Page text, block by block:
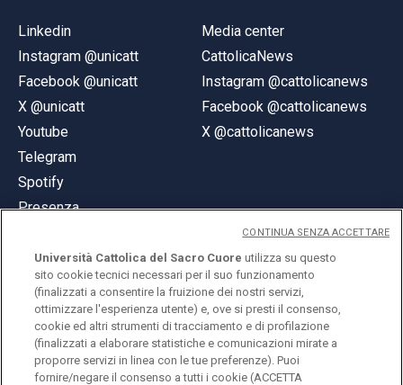
Linkedin
Instagram @unicatt
Facebook @unicatt
X @unicatt
Youtube
Telegram
Spotify
Presenza
Media center
CattolicaNews
Instagram @cattolicanews
Facebook @cattolicanews
X @cattolicanews
© Università Cattolica del Sacro Cuore
Largo A. Gemelli 1, 20123 Milano
PI 02133120150
Università Cattolica del Sacro Cuore utilizza su questo
sito cookie tecnici necessari per il suo funzionamento
(finalizzati a consentire la fruizione dei nostri servizi,
ottimizzare l'esperienza utente) e, ove si presti il consenso,
cookie ed altri strumenti di tracciamento e di profilazione
(finalizzati a elaborare statistiche e comunicazioni mirate a
proporre servizi in linea con le tue preferenze). Puoi
fornire/negare il consenso a tutti i cookie (ACCETTA
CONTINUA SENZA ACCETTARE